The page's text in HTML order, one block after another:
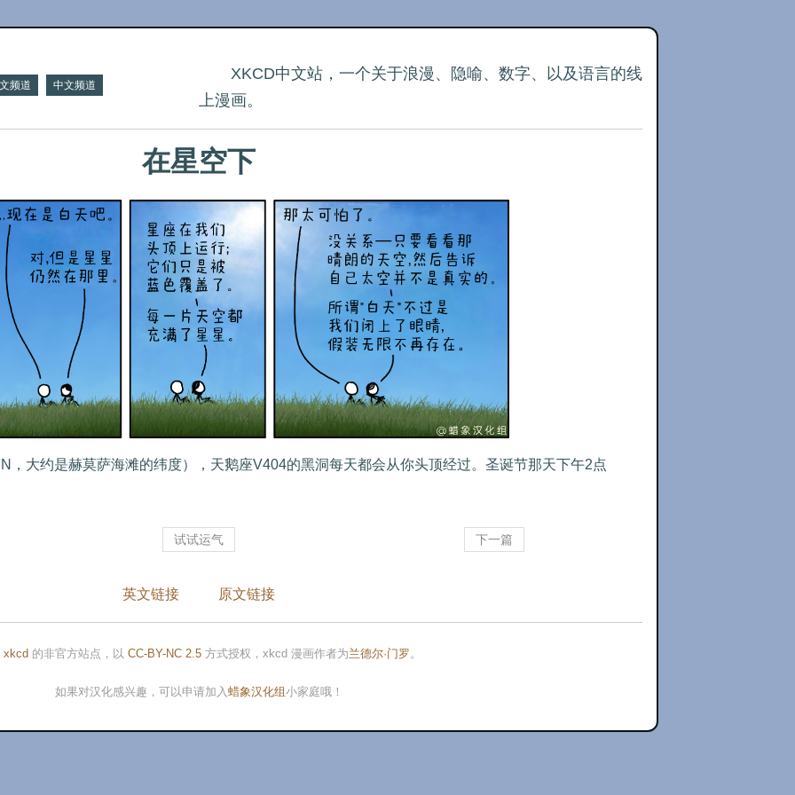
频道 中文频道
XKCD中文站，一个关于浪漫、隐喻、数字、以及语言的线
上漫画。
在星空下
，大约是赫莫萨海滩的纬度），天鹅座V404的黑洞每天都会从你头顶经过。圣诞节那天下午2点
下一篇
试试运气
英文链接 原文链接
xkcd 的非官方站点，以 CC-BY-NC 2.5方式授权，xkcd 漫画作者为兰德尔·门罗 。
如果对汉化感兴趣，可以申请加入 蜡象汉化组小家庭哦！